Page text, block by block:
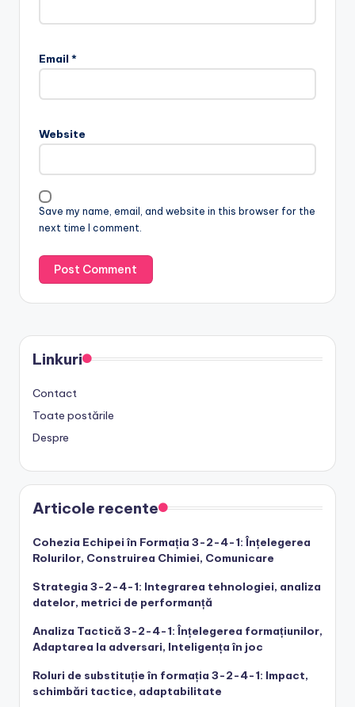
Email *
Website
Save my name, email, and website in this browser for the
next time I comment.
Linkuri
Contact
Toate postările
Despre
Articole recente
Cohezia Echipei în Formația 3-2-4-1: Înțelegerea
Rolurilor, Construirea Chimiei, Comunicare
Strategia 3-2-4-1: Integrarea tehnologiei, analiza
datelor, metrici de performanță
Analiza Tactică 3-2-4-1: Înțelegerea formațiunilor,
Adaptarea la adversari, Inteligența în joc
Roluri de substituție în formația 3-2-4-1: Impact,
schimbări tactice, adaptabilitate